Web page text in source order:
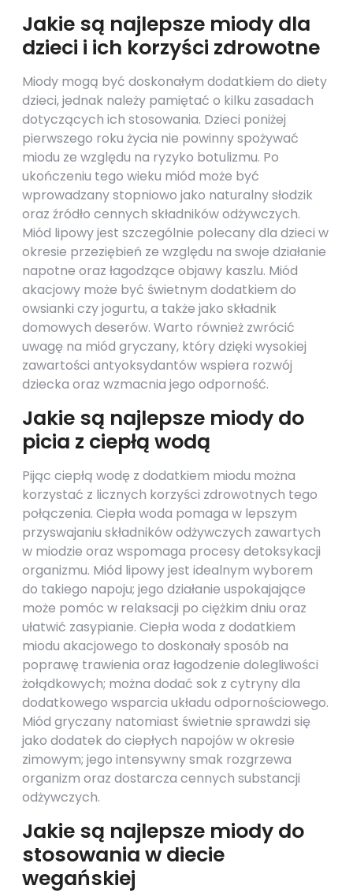
Jakie są najlepsze miody dla
dzieci i ich korzyści zdrowotne
Miody mogą być doskonałym dodatkiem do diety
dzieci, jednak należy pamiętać o kilku zasadach
dotyczących ich stosowania. Dzieci poniżej
pierwszego roku życia nie powinny spożywać
miodu ze względu na ryzyko botulizmu. Po
ukończeniu tego wieku miód może być
wprowadzany stopniowo jako naturalny słodzik
oraz źródło cennych składników odżywczych.
Miód lipowy jest szczególnie polecany dla dzieci w
okresie przeziębień ze względu na swoje działanie
napotne oraz łagodzące objawy kaszlu. Miód
akacjowy może być świetnym dodatkiem do
owsianki czy jogurtu, a także jako składnik
domowych deserów. Warto również zwrócić
uwagę na miód gryczany, który dzięki wysokiej
zawartości antyoksydantów wspiera rozwój
dziecka oraz wzmacnia jego odporność.
Jakie są najlepsze miody do
picia z ciepłą wodą
Pijąc ciepłą wodę z dodatkiem miodu można
korzystać z licznych korzyści zdrowotnych tego
połączenia. Ciepła woda pomaga w lepszym
przyswajaniu składników odżywczych zawartych
w miodzie oraz wspomaga procesy detoksykacji
organizmu. Miód lipowy jest idealnym wyborem
do takiego napoju; jego działanie uspokajające
może pomóc w relaksacji po ciężkim dniu oraz
ułatwić zasypianie. Ciepła woda z dodatkiem
miodu akacjowego to doskonały sposób na
poprawę trawienia oraz łagodzenie dolegliwości
żołądkowych; można dodać sok z cytryny dla
dodatkowego wsparcia układu odpornościowego.
Miód gryczany natomiast świetnie sprawdzi się
jako dodatek do ciepłych napojów w okresie
zimowym; jego intensywny smak rozgrzewa
organizm oraz dostarcza cennych substancji
odżywczych.
Jakie są najlepsze miody do
stosowania w diecie
wegańskiej